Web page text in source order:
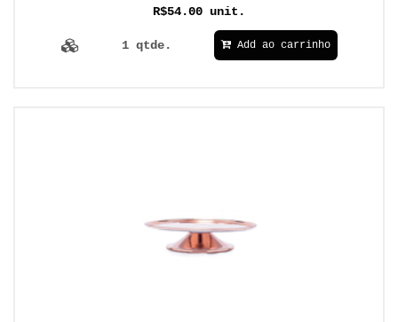
R$54.00 unit.
1 qtde. Add ao carrinho